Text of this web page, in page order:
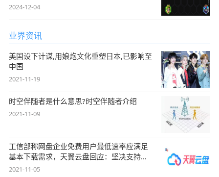
2024-12-04
业界资讯
美国设下计谋,用娘炮文化重塑日本,已影响至
中国
2021-11-19
时空伴随者是什么意思?时空伴随者介绍
2021-11-09
工信部称网盘企业免费用户最低速率应满足
基本下载需求，天翼云盘回应：坚决支持，
始终
2021-11-05